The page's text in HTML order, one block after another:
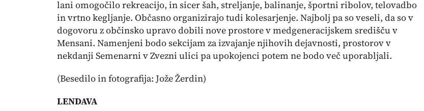
lani omogočilo rekreacijo, in sicer šah, streljanje, balinanje, športni ribolov, telovadbo
in vrtno kegljanje. Občasno organizirajo tudi kolesarjenje. Najbolj pa so veseli, da so v
dogovoru z občinsko upravo dobili nove prostore v medgeneracijskem središču v
Mensani. Namenjeni bodo sekcijam za izvajanje njihovih dejavnosti, prostorov v
nekdanji Semenarni v Zvezni ulici pa upokojenci potem ne bodo več uporabljali.
(Besedilo in fotografija: Jože Žerdin)
LENDAVA